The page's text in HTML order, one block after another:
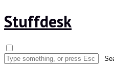
Stuffdesk